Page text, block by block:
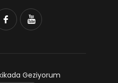
Geziyorum